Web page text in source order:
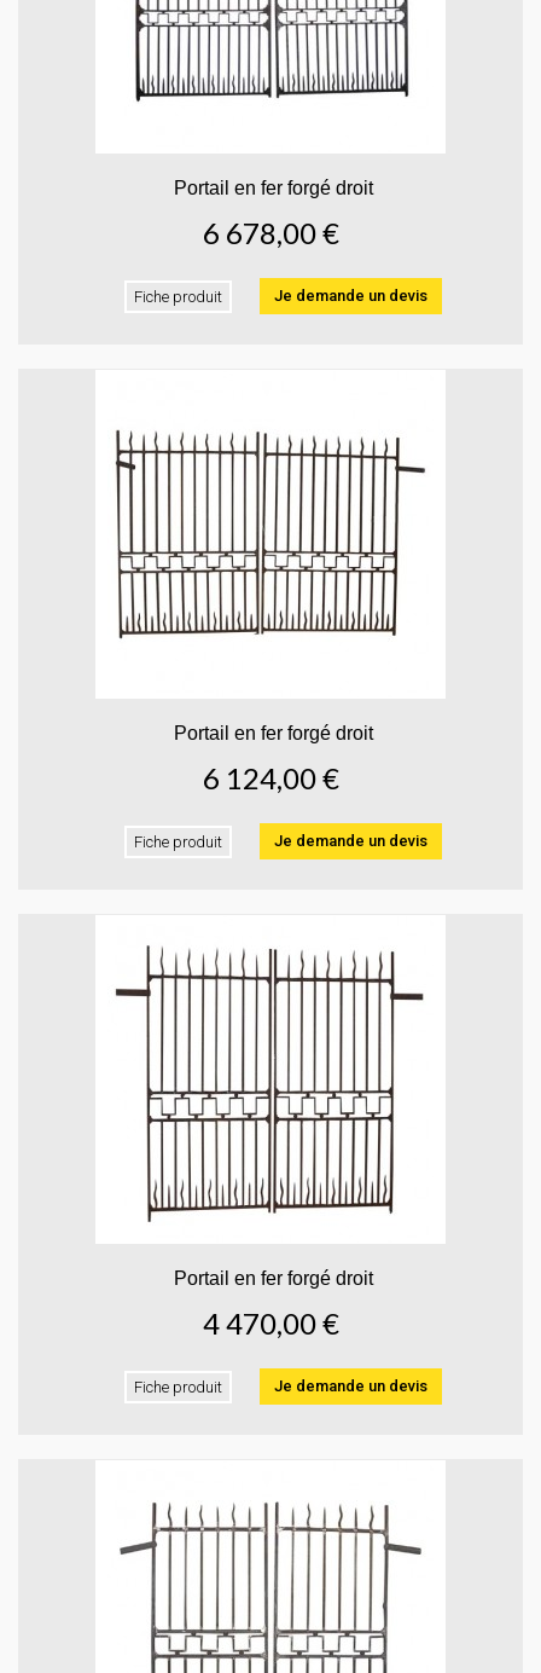
Portail en fer forgé droit
6 678,00 €
Fiche produit Je demande un devis
Portail en fer forgé droit
6 124,00 €
Fiche produit Je demande un devis
Portail en fer forgé droit
4 470,00 €
Fiche produit Je demande un devis